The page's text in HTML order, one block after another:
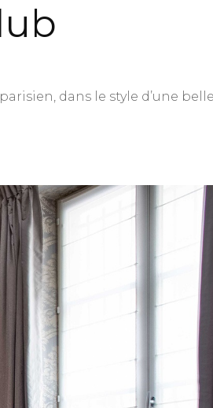
dans le style d’une